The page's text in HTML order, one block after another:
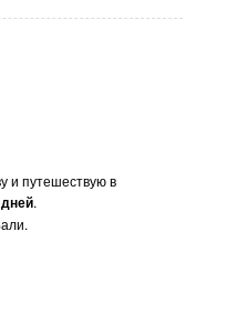
и путешествую в
.